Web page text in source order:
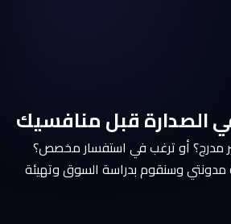
الصدارة قبل منافسيك
مدرج؟ أو ترغب في استفسار مخصص؟
وسنقوم بدراسة السوق وتهيئة